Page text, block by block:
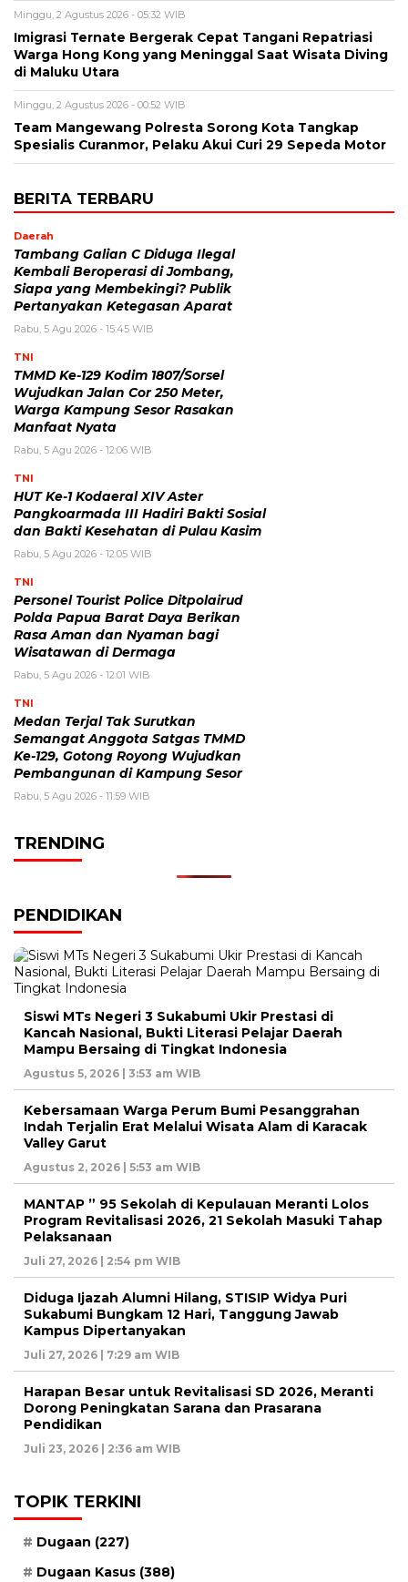
Minggu, 2 Agustus 2026 - 05:32 WIB
Imigrasi Ternate Bergerak Cepat Tangani Repatriasi
Warga Hong Kong yang Meninggal Saat Wisata Diving
di Maluku Utara
Minggu, 2 Agustus 2026 - 00:52 WIB
Team Mangewang Polresta Sorong Kota Tangkap
Spesialis Curanmor, Pelaku Akui Curi 29 Sepeda Motor
BERITA TERBARU
Daerah
Tambang Galian C Diduga Ilegal
Kembali Beroperasi di Jombang,
Siapa yang Membekingi? Publik
Pertanyakan Ketegasan Aparat
Rabu, 5 Agu 2026 - 15:45 WIB
TNI
TMMD Ke-129 Kodim 1807/Sorsel
Wujudkan Jalan Cor 250 Meter,
Warga Kampung Sesor Rasakan
Manfaat Nyata
Rabu, 5 Agu 2026 - 12:06 WIB
TNI
HUT Ke-1 Kodaeral XIV Aster
Pangkoarmada III Hadiri Bakti Sosial
dan Bakti Kesehatan di Pulau Kasim
Rabu, 5 Agu 2026 - 12:05 WIB
TNI
Personel Tourist Police Ditpolairud
Polda Papua Barat Daya Berikan
Rasa Aman dan Nyaman bagi
Wisatawan di Dermaga
Rabu, 5 Agu 2026 - 12:01 WIB
TNI
Medan Terjal Tak Surutkan
Semangat Anggota Satgas TMMD
Ke-129, Gotong Royong Wujudkan
Pembangunan di Kampung Sesor
Rabu, 5 Agu 2026 - 11:59 WIB
TRENDING
PENDIDIKAN
Siswi MTs Negeri 3 Sukabumi Ukir Prestasi di
Kancah Nasional, Bukti Literasi Pelajar Daerah
Mampu Bersaing di Tingkat Indonesia
Agustus 5, 2026 | 3:53 am WIB
Kebersamaan Warga Perum Bumi Pesanggrahan
Indah Terjalin Erat Melalui Wisata Alam di Karacak
Valley Garut
Agustus 2, 2026 | 5:53 am WIB
MANTAP ” 95 Sekolah di Kepulauan Meranti Lolos
Program Revitalisasi 2026, 21 Sekolah Masuki Tahap
Pelaksanaan
Juli 27, 2026 | 2:54 pm WIB
Diduga Ijazah Alumni Hilang, STISIP Widya Puri
Sukabumi Bungkam 12 Hari, Tanggung Jawab
Kampus Dipertanyakan
Juli 27, 2026 | 7:29 am WIB
Harapan Besar untuk Revitalisasi SD 2026, Meranti
Dorong Peningkatan Sarana dan Prasarana
Pendidikan
Juli 23, 2026 | 2:36 am WIB
TOPIK TERKINI
Dugaan (227)
Dugaan Kasus (388)